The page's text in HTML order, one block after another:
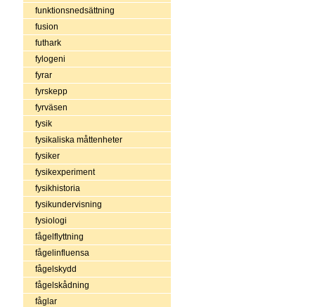
funktionsnedsättning
fusion
futhark
fylogeni
fyrar
fyrskepp
fyrväsen
fysik
fysikaliska måttenheter
fysiker
fysikexperiment
fysikhistoria
fysikundervisning
fysiologi
fågelflyttning
fågelinfluensa
fågelskydd
fågelskådning
fåglar